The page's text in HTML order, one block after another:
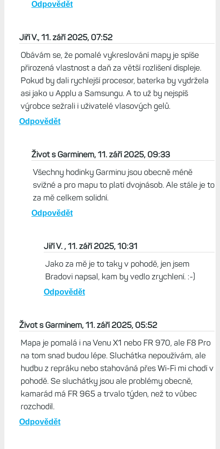
drbnut :(
Kirtap, 20. září 2025, 08:01
Aby som to upresnil, mapy neriesim, tam pouziam
pri cyklistike Edge ale ta hudba (aktualizacia
Spotify, parovanie so sluchadlami) to je cista
tragedia,ktora sa neustale vie opakovat.
Odpovědět
Jiří V., 11. září 2025, 07:52
Obávám se, že pomalé vykreslování mapy je spíše
přirozená vlastnost a daň za větší rozlišení displeje.
Pokud by dali rychlejší procesor, baterka by vydržela
asi jako u Applu a Samsungu. A to už by nejspíš
Odpovědět
Život s Garminem, 11. září 2025, 09:33
Všechny hodinky Garminu jsou obecně méně
za mě celkem solidní.
Jiří V. , 11. září 2025, 10:31
Jako za mě je to taky v pohodě, jen jsem
Bradovi napsal, kam by vedlo zrychlení. :-)